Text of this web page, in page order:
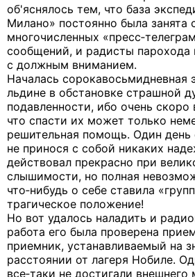
об'яснялось тем, что база
Милано» постоянно была занята
многочисленных
сообщений, и радисты
с должным вниманием.
Началась сорокавосьмидневная
льдине в обстановке страшной
подавленности, ибо очень скоро
что спасти их может только
решительная помощь. Один день
не принося с собой никаких
действовал прекрасно при
слышимости, но полная
что‑нибудь о себе ставила
трагическое положение!
Но вот удалось наладить и
работа его была проверена
приемник, устанавливаемый на
расстоянии от лагеря Нобиле.
все‑таки не достигали внешнего